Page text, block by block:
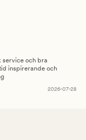
service och bra
inspirerande och
2026-07-28